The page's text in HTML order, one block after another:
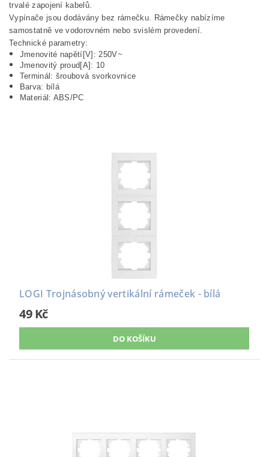
trvalé zapojení kabelů.
Vypínače jsou dodávány bez rámečku. Rámečky nabízíme
samostatně ve vodorovném nebo svislém provedení.
Technické parametry:
Jmenovité napětí[V]: 250V~
Jmenovitý proud[A]: 10
Terminál: šroubová svorkovnice
Barva: bílá
Materiál: ABS/PC
LOGI Trojnásobný vertikální rámeček - bílá
49 Kč